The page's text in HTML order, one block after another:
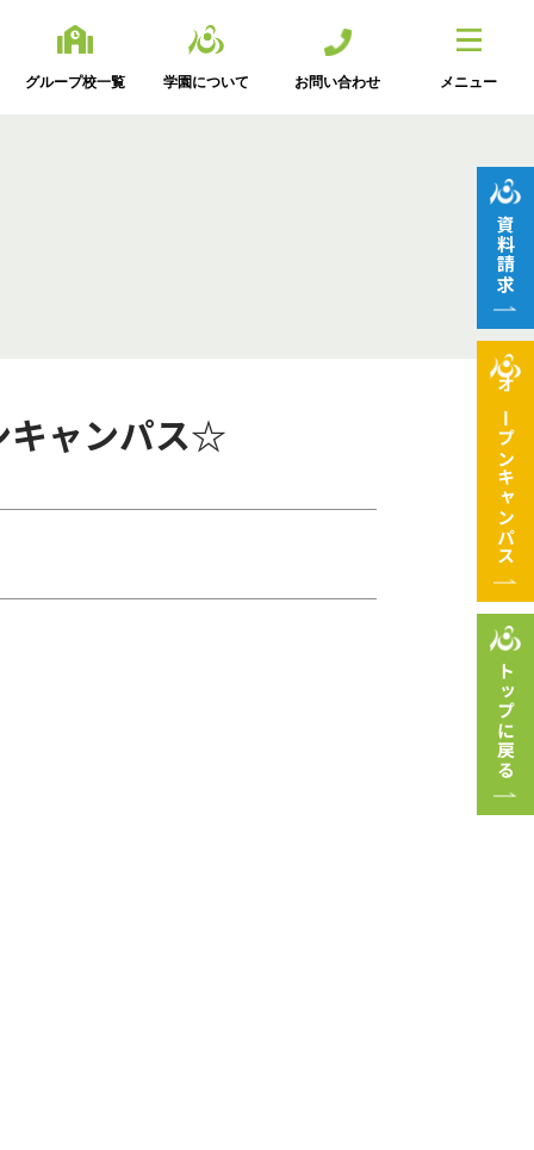
グループ校一覧 学園について お問い合わせ メニュー
キャンパス☆
資料請求
オープン
キャンパス
トップに戻る